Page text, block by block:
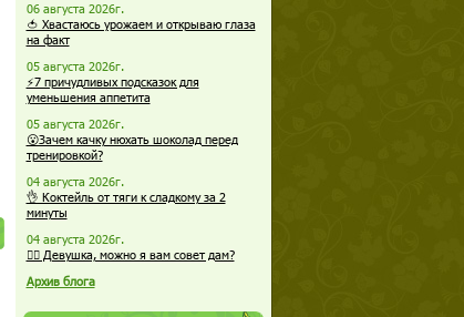
06 августа 2026г.
🍅 Хвастаюсь урожаем и открываю глаза
на факт
05 августа 2026г.
⚡7 причудливых подсказок для
уменьшения аппетита
05 августа 2026г.
😮Зачем качку нюхать шоколад перед
тренировкой?
04 августа 2026г.
👌 Коктейль от тяги к сладкому за 2
минуты
04 августа 2026г.
🏋️‍♀️ Девушка, можно я вам совет дам?
Архив блога